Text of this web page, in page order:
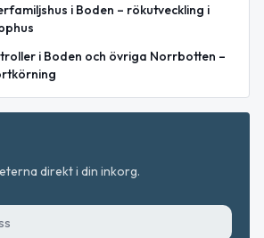
i Boden – rökutveckling i
i Boden och övriga Norrbotten –
direkt i din inkorg.